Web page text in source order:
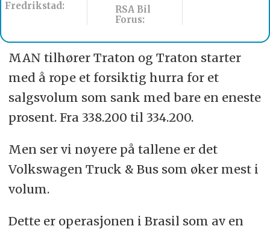
RSA Bil
MAN tilhører Traton og Traton starter
med å rope et forsiktig hurra for et
salgsvolum som sank med bare en eneste
prosent. Fra 338.200 til 334.200.
Men ser vi nøyere på tallene er det
Volkswagen Truck & Bus som øker mest i
volum.
Dette er operasjonen i Brasil som av en